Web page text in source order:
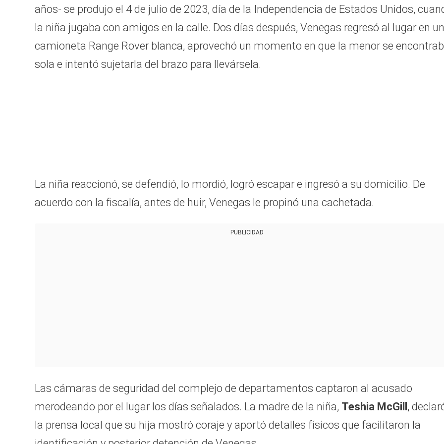
años- se produjo el 4 de julio de 2023, día de la Independencia de Estados Unidos,
la niña jugaba con amigos en la calle. Dos días después, Venegas regresó al lugar en
camioneta Range Rover blanca, aprovechó un momento en que la menor se
sola e intentó sujetarla del brazo para llevársela.
La niña reaccionó, se defendió, lo mordió, logró escapar e ingresó a su domicilio. De
acuerdo con la fiscalía, antes de huir, Venegas le propinó una cachetada.
PUBLICIDAD
Las cámaras de seguridad del complejo de departamentos captaron al acusado
merodeando por el lugar los días señalados. La madre de la niña, Teshia McGill ,
la prensa local que su hija mostró coraje y aportó detalles físicos que facilitaron la